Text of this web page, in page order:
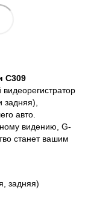
C309
авто.
видению, G-
станет вашим
задняя)